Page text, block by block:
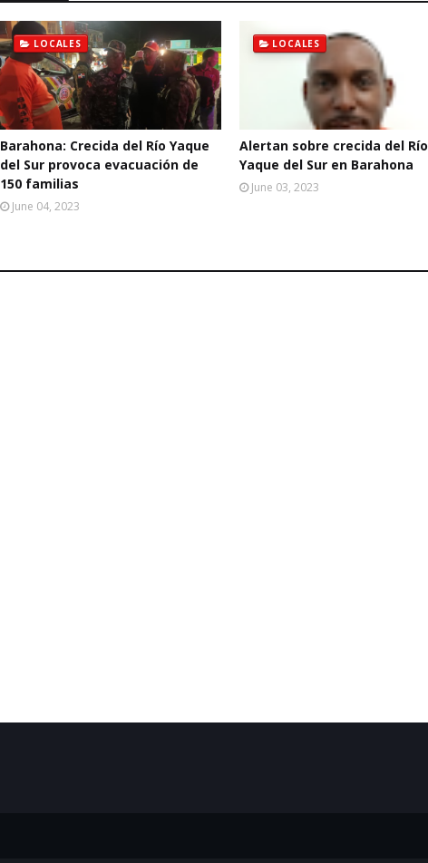
LOCALES
Barahona: Crecida del Río Yaque
del Sur provoca evacuación de
150 familias
June 04, 2023
LOCALES
Alertan sobre crecida del Río
Yaque del Sur en Barahona
June 03, 2023